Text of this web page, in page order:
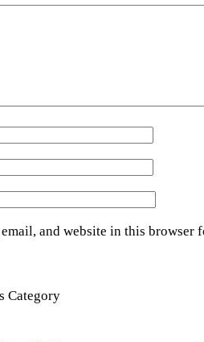
email, and website in this browser
Category